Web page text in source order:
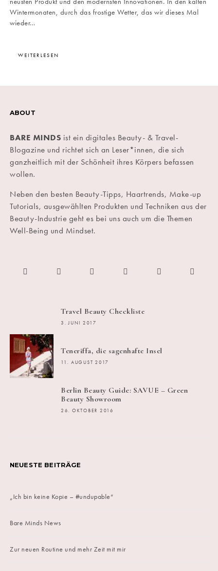
Wintermonaten, durch das frostige Wetter, das wir dieses Mal
wieder…
WEITERLESEN
ABOUT
BARE MINDS ist ein digitales Beauty- & Travel-
Blogazine und richtet sich an Leser*innen, die sich
ganzheitlich mit der Schönheit ihres Körpers befassen
wollen.
Neben den besten Beauty-Tipps, Haartrends, Make-up
Tutorials, ausgewählten Produkten und Techniken aus der
Beauty-Industrie geht es bei uns auch um die Themen
Well-Being und Mindset.
Travel Beauty Checkliste
3. JUNI 2017
Teneriffa, die sagenhafte Insel
11. AUGUST 2017
Berlin Beauty Guide: SAVUE – Green
Beauty Showroom
26. OKTOBER 2016
NEUESTE BEITRÄGE
„Ich bin keine Kopie – #undupable“
Bare Minds News
Zur neuen Routine und mehr Zeit mit mir